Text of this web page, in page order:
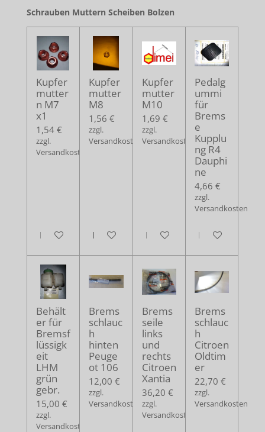
Schrauben Muttern Scheiben Bolzen
Kupfer
mutter
n M7
x1
1,54 €
zzgl.
Versandkosten
In den Warenkorb
Kupfer
mutter
M8
1,56 €
zzgl.
Versandkosten
In den Warenkorb
Kupfer
mutter
M10
1,69 €
zzgl.
Versandkosten
In den Warenkorb
Pedalg
ummi
für
Brems
e
Kupplu
ng R4
Dauphi
ne
4,66 €
zzgl.
Versandkosten
In den
Behält
er für
Bremsf
lüssigk
eit
LHM
grün
gebr.
15,00 €
zzgl.
Versandkosten
Brems
schlauc
h
hinten
Peuge
ot 106
12,00 €
zzgl.
Versandkosten
Brems
seile
links
und
rechts
Citroen
Xantia
36,20 €
zzgl.
Versandkosten
Brems
schlauc
h
Citroen
Oldtim
er
22,70 €
zzgl.
Versandkosten